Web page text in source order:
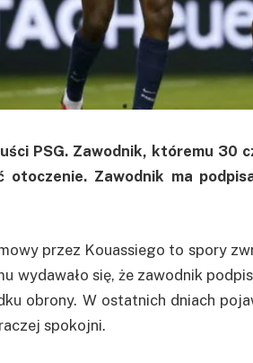
PSG. Zawodnik, któremu 30
otoczenie. Zawodnik ma
przez Kouassiego to spory
wydawało się, że zawodnik
obrony. W ostatnich dniach
spokojni.